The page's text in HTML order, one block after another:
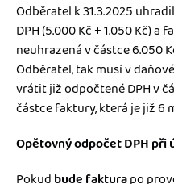
Odběratel k 31.3.2025
DPH (5.000 Kč + 1.050 Kč) a
neuhrazená v částce 6.050
Odběratel, tak musí v
vrátit již odpočtené DPH v
částce faktury, která je již 6
Opětovný odpočet DPH při
Pokud bude fakturapo